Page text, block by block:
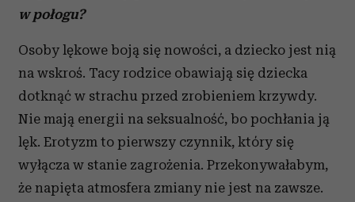
w połogu?
Osoby lękowe boją się nowości, a dziecko jest nią
na wskroś. Tacy rodzice obawiają się dziecka
dotknąć w strachu przed zrobieniem krzywdy.
Nie mają energii na seksualność, bo pochłania ją
lęk. Erotyzm to pierwszy czynnik, który się
wyłącza w stanie zagrożenia. Przekonywałabym,
że napięta atmosfera zmiany nie jest na zawsze.